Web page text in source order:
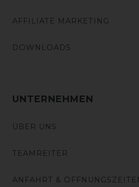
AFFILIATE MARKETING
DOWNLOADS
UNTERNEHMEN
ÜBER UNS
TEAMREITER
ANFAHRT &